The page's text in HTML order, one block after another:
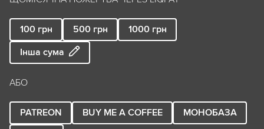
100 грн 500 грн 1000 грн
Інша сума
АБО
PATREON BUY ME A COFFEE
МОНОБАЗА